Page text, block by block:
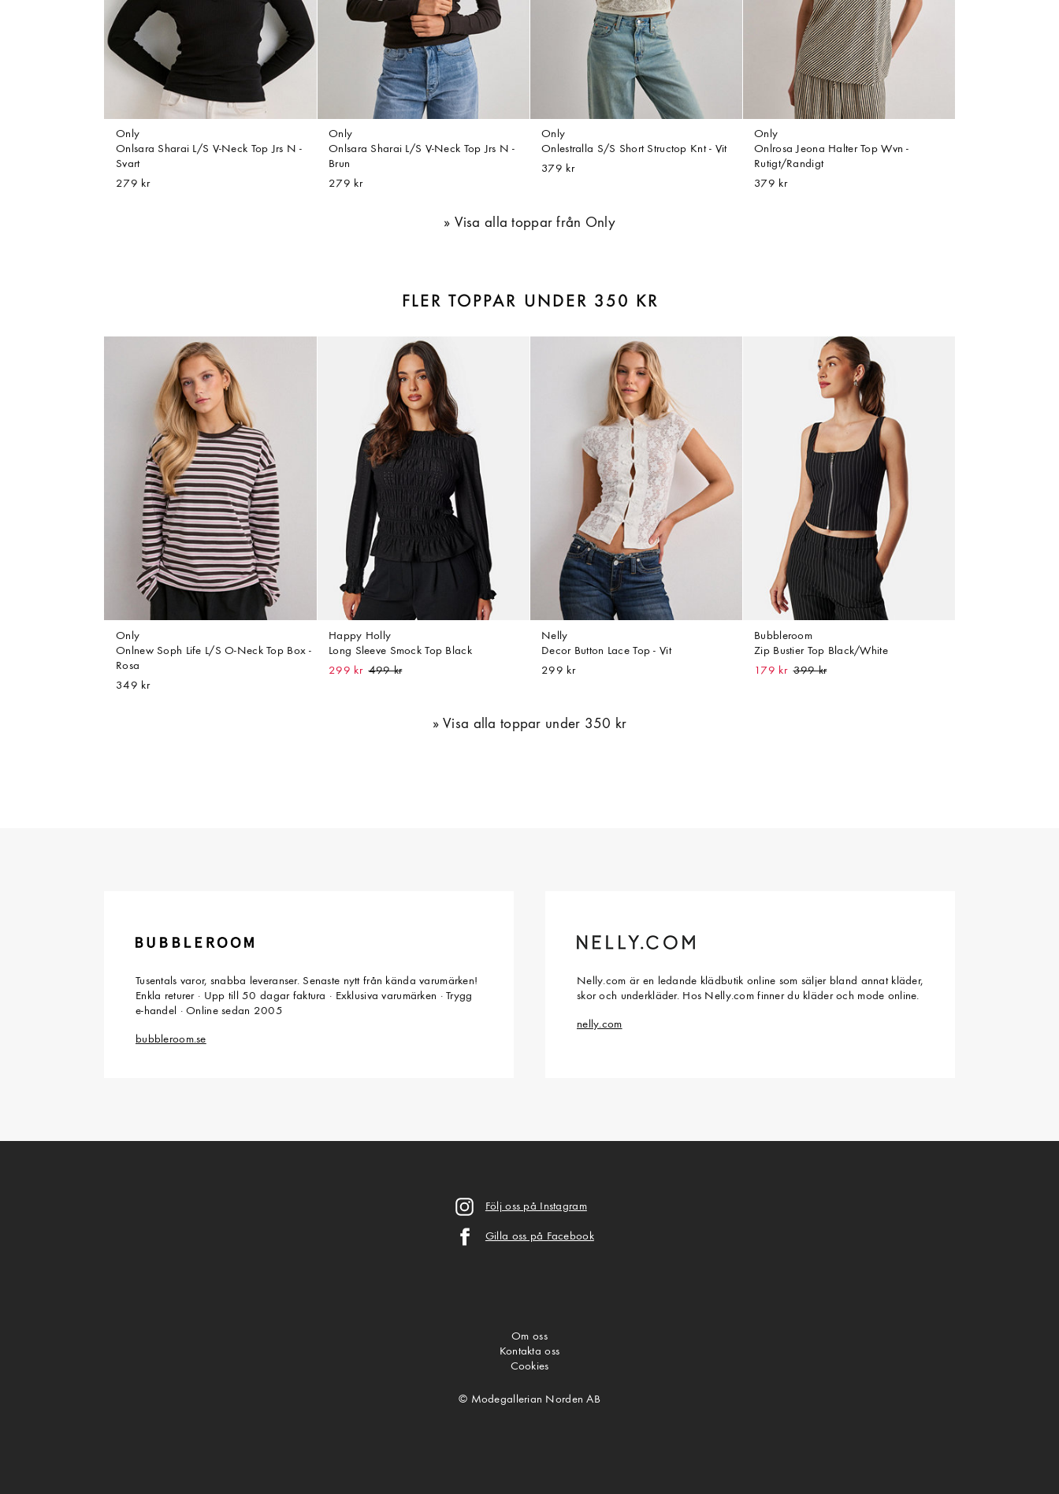
Only
Onlsara Sharai L/S V-Neck Top Jrs N -
Svart
279 kr
Only
Onlsara Sharai L/S V-Neck Top Jrs N -
Brun
279 kr
Only
Onlestralla S/S Short Structop Knt - Vit
379 kr
Only
Onlrosa Jeona Halter Top Wvn -
Rutigt/Randigt
379 kr
Visa alla toppar från Only
FLER TOPPAR UNDER 350 KR
Only
Onlnew Soph Life L/S O-Neck Top Box -
Rosa
349 kr
Happy Holly
Long Sleeve Smock Top Black
299 kr
Nelly
Decor Button Lace Top - Vit
299 kr
Bubbleroom
Zip Bustier Top Black/White
179 kr
Visa alla toppar under 350 kr
Tusentals varor, snabba leveranser. Senaste nytt från kända varumärken!
Enkla returer · Upp till 50 dagar faktura · Exklusiva varumärken · Trygg
e-handel · Online sedan 2005
bubbleroom.se
Nelly.com är en ledande klädbutik online som säljer bland annat kläder,
skor och underkläder. Hos Nelly.com finner du kläder och mode online.
nelly.com
Följ oss på Instagram
Gilla oss på Facebook
Om oss
Kontakta oss
Cookies
© Modegallerian Norden AB